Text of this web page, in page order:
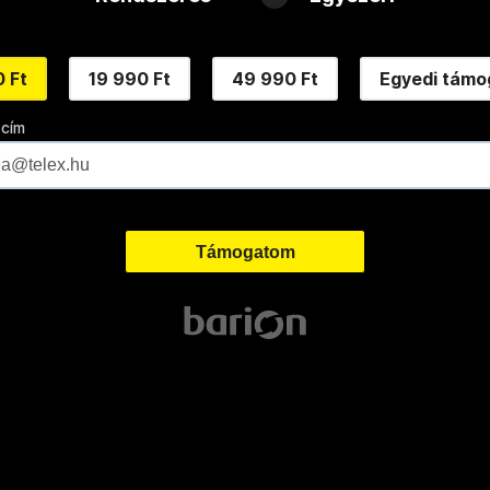
Ft 19 990 Ft 49 990 Ft Egyedi